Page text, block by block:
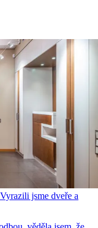
jsme dveře a